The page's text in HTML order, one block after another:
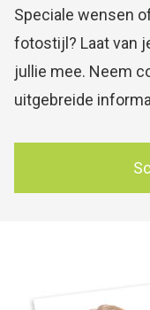
Speciale wensen
fotostijl? Laat van
jullie mee. Neem
uitgebreide